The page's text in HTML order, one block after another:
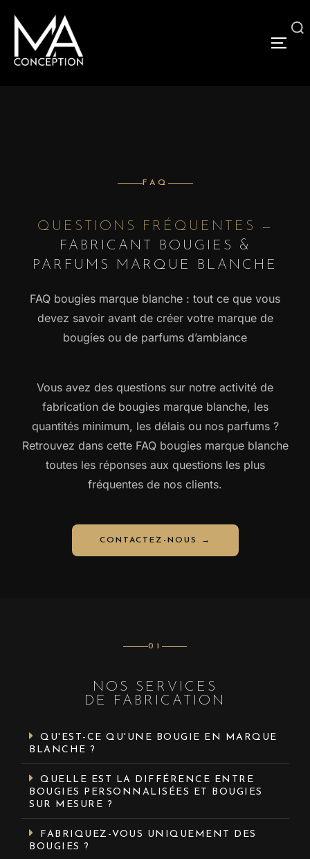
FAQ
QUESTIONS FRÉQUENTES —
FABRICANT BOUGIES &
PARFUMS MARQUE BLANCHE
FAQ bougies marque blanche : tout ce que vous
devez savoir avant de créer votre marque de
bougies ou de parfums d’ambiance
Vous avez des questions sur notre activité de
fabrication de bougies marque blanche, les
quantités minimum, les délais ou nos parfums ?
Retrouvez dans cette FAQ bougies marque blanche
toutes les réponses aux questions les plus
fréquentes de nos clients.
CONTACTEZ-NOUS →
01
NOS SERVICES
DE FABRICATION
QU'EST-CE QU'UNE BOUGIE EN MARQUE
BLANCHE ?
QUELLE EST LA DIFFÉRENCE ENTRE
BOUGIES PERSONNALISÉES ET BOUGIES
SUR MESURE ?
FABRIQUEZ-VOUS UNIQUEMENT DES
BOUGIES ?